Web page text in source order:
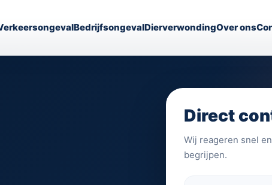
BedrijfsongevalDierverwondingOver ons
Direct
Wij reageren snel
begrijpen.